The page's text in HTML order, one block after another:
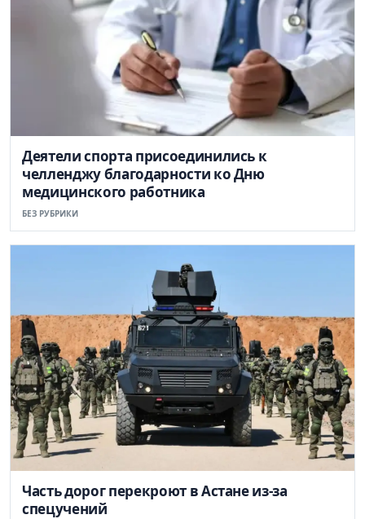
Деятели спорта присоединились к
челленджу благодарности ко Дню
медицинского работника
БЕЗ РУБРИКИ
Часть дорог перекроют в Астане из-за
спецучений